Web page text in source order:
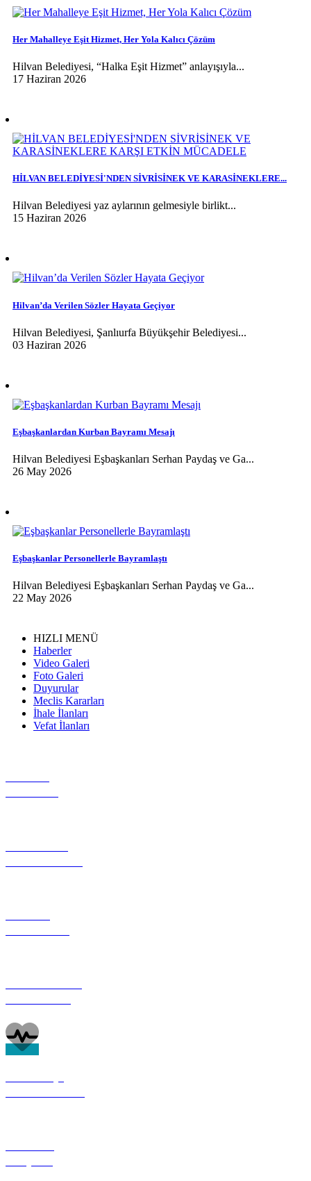
Her Mahalleye Eşit Hizmet, Her Yola Kalıcı Çözüm
Hilvan Belediyesi, “Halka Eşit Hizmet” anlayışıyla...
17 Haziran 2026
HİLVAN BELEDİYESİ'NDEN SİVRİSİNEK VE KARASİNEKLERE...
Hilvan Belediyesi yaz aylarının gelmesiyle birlikt...
15 Haziran 2026
Hilvan’da Verilen Sözler Hayata Geçiyor
Hilvan Belediyesi, Şanlıurfa Büyükşehir Belediyesi...
03 Haziran 2026
Eşbaşkanlardan Kurban Bayramı Mesajı
Hilvan Belediyesi Eşbaşkanları Serhan Paydaş ve Ga...
26 May 2026
Eşbaşkanlar Personellerle Bayramlaştı
Hilvan Belediyesi Eşbaşkanları Serhan Paydaş ve Ga...
22 May 2026
HIZLI MENÜ
Haberler
Video Galeri
Foto Galeri
Duyurular
Meclis Kararları
İhale İlanları
Vefat İlanları